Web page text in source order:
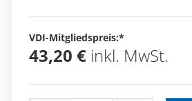
VDI-Mitgliedspreis:*
43,20 € inkl. MwSt.